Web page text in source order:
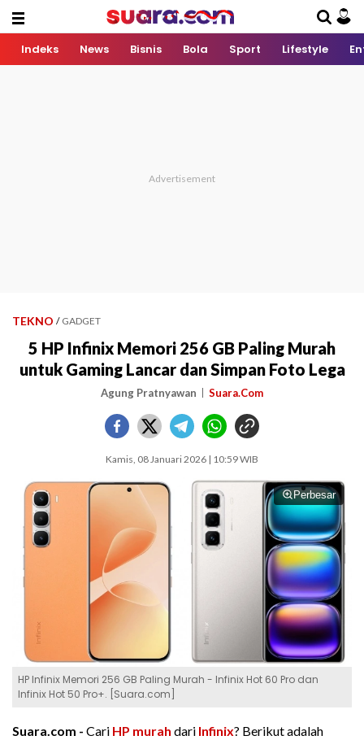
Indeks News Bisnis Bola Sport Lifestyle
TEKNO / GADGET
5 HP Infinix Memori 256 GB Paling Murah
untuk Gaming Lancar dan Simpan Foto Lega
Agung Pratnyawan Suara.Com
Kamis, 08 Januari 2026 | 10:59 WIB
Perbesar
HP Infinix Memori 256 GB Paling Murah - Infinix Hot 60 Pro dan
Infinix Hot 50 Pro+. [Suara.com]
Suara.com - Cari HP murah dari Infinix? Berikut adalah